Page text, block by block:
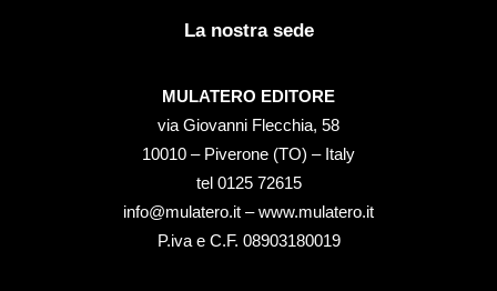
La nostra sede
MULATERO EDITORE
via Giovanni Flecchia, 58
10010 – Piverone (TO) – Italy
tel ‭0125 72615‬
info@mulatero.it –www.mulatero.it
P.iva e C.F. 08903180019